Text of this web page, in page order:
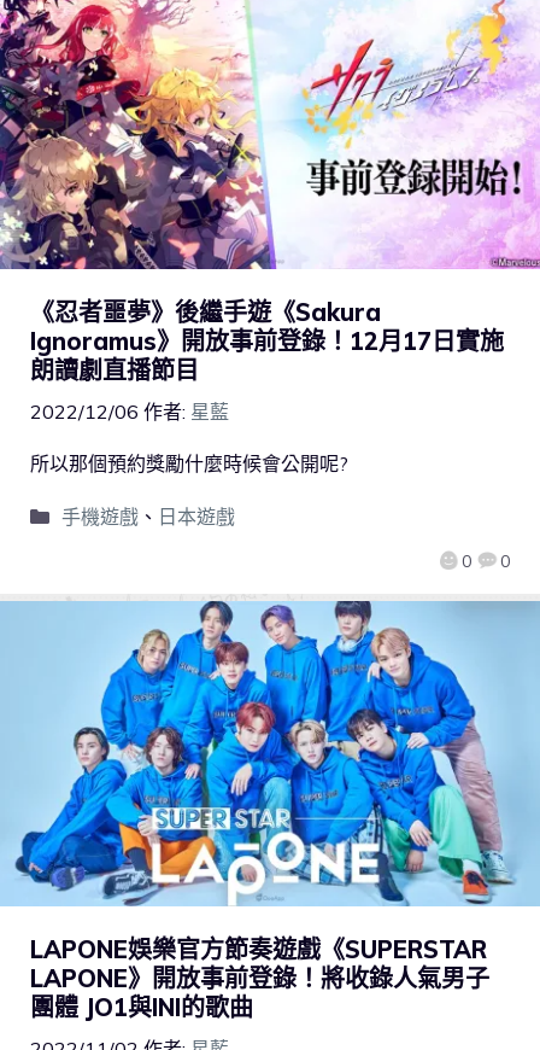
《忍者噩夢》後繼手遊《Sakura
Ignoramus》開放事前登錄！12月17日實施
朗讀劇直播節目
2022/12/06 作者: 星藍
0 0
所以那個預約獎勵什麼時候會公開呢?
手機遊戲、 日本遊戲
LAPONE娛樂官方節奏遊戲《SUPERSTAR
LAPONE》開放事前登錄！將收錄人氣男子
團體 JO1與INI的歌曲